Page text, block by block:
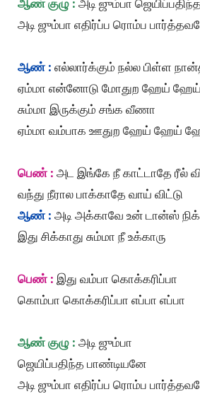
அடி ஜும்பா எதிர்ப்ப ரொம்ப
ஆண் : எல்லார்க்கும் நல்ல பிள்ள
ஏம்மா என்னோடு மோதுற ஹேய்
சும்மா இருக்கும் சங்க வீணா
ஏம்மா வம்பாக ஊதுற ஹேய் ஹேய்
பெண் : அட இங்கே நீ காட்டாதே ரீல்
வந்து நீரால பாக்காதே வாய் விட்டு
ஆண் : அடி அக்காவே உன் டான்ஸ்
இது சிக்காது சும்மா நீ உக்காரு
பெண் : இது வம்பா கொக்கரிப்பா
கொம்பா கொக்கரிப்பா எப்பா எப்பா
ஆண் குழு : அடி ஜும்பா
ஜெயிப்பதிந்த பாண்டியனே
அடி ஜும்பா எதிர்ப்ப ரொம்ப